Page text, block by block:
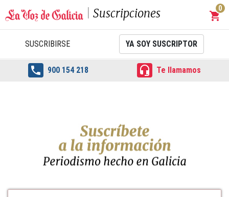
Suscripciones shopping_cart
0
SUSCRIBIRSE YA SOY SUSCRIPTOR
 900 154 218  Te llamamos